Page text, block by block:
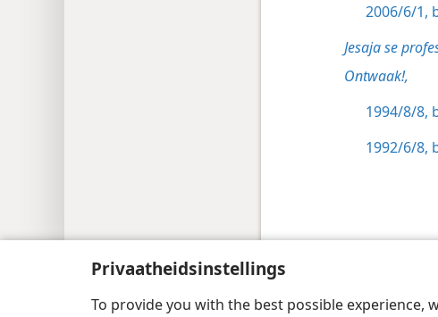
Privaatheidsinstellings
To provide you with the best possible experience,
2006/6/1,
Jesaja se
Ontwaak!,
1994/8/8,
1992/6/8,